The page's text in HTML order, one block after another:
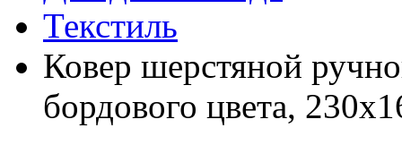
Текстиль
Ковер шерстяной
бордового цвета,